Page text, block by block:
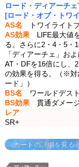
ロード・ディアーチ
[ロード・オブ・トワ
AS名 トワイライト
AS効果 LIFE最大値
る。さらに2・4・5・
「ディアーチェ」お
AT・DFを16倍にし、
の効果を得る。（※対
ード」）
BS名 ワールドデス
BS効果 貫通ダメー
レア
SR+
カードの詳細を見る